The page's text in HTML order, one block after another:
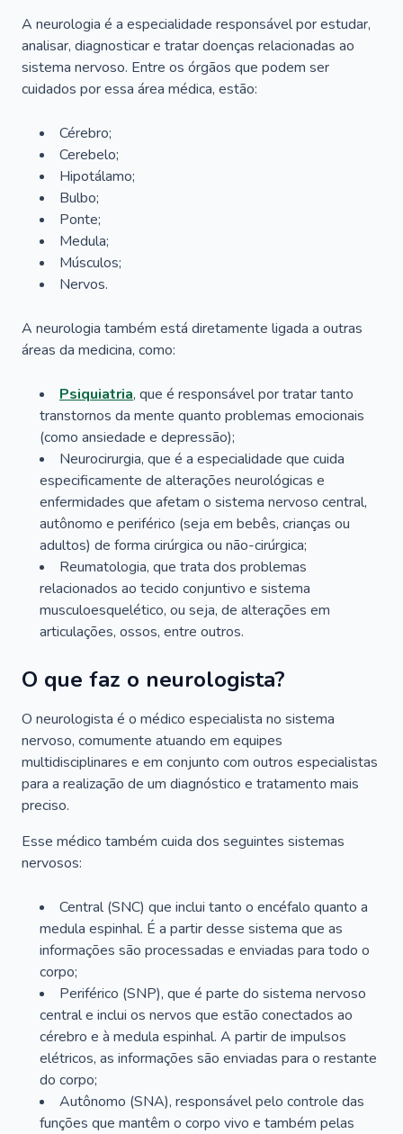
A neurologia é a especialidade responsável por estudar,
analisar, diagnosticar e tratar doenças relacionadas ao
sistema nervoso. Entre os órgãos que podem ser
cuidados por essa área médica, estão:
Cérebro;
Cerebelo;
Hipotálamo;
Bulbo;
Ponte;
Medula;
Músculos;
Nervos.
A neurologia também está diretamente ligada a outras
áreas da medicina, como:
Psiquiatria, que é responsável por tratar tanto
transtornos da mente quanto problemas emocionais
(como ansiedade e depressão);
Neurocirurgia, que é a especialidade que cuida
especificamente de alterações neurológicas e
enfermidades que afetam o sistema nervoso central,
autônomo e periférico (seja em bebês, crianças ou
adultos) de forma cirúrgica ou não-cirúrgica;
Reumatologia, que trata dos problemas
relacionados ao tecido conjuntivo e sistema
musculoesquelético, ou seja, de alterações em
articulações, ossos, entre outros.
O que faz o neurologista?
O neurologista é o médico especialista no sistema
nervoso, comumente atuando em equipes
multidisciplinares e em conjunto com outros especialistas
para a realização de um diagnóstico e tratamento mais
preciso.
Esse médico também cuida dos seguintes sistemas
nervosos:
Central (SNC) que inclui tanto o encéfalo quanto a
medula espinhal. É a partir desse sistema que as
informações são processadas e enviadas para todo o
corpo;
Periférico (SNP), que é parte do sistema nervoso
central e inclui os nervos que estão conectados ao
cérebro e à medula espinhal. A partir de impulsos
elétricos, as informações são enviadas para o restante
do corpo;
Autônomo (SNA), responsável pelo controle das
funções que mantêm o corpo vivo e também pelas